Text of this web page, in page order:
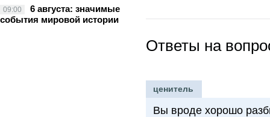
09:00 6 августа: значимые
события мировой истории
Ответы на
ценитель
Вы вроде хорошо